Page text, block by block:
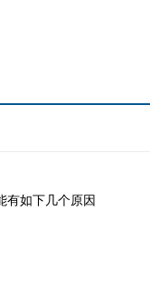
有如下几个原因